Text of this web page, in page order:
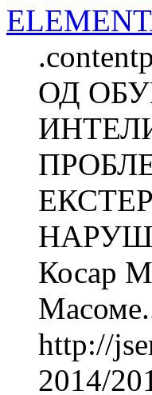
ОД
Косар
http://
2014/